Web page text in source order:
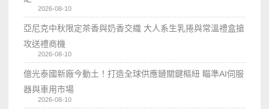
2026-08-10
亞尼克中秋限定茶香與奶香交織 大人系生乳捲與常溫禮盒搶
攻送禮商機
2026-08-10
億光泰國新廠今動土！打造全球供應鏈關鍵樞紐 瞄準AI伺服
器與車用市場
2026-08-10